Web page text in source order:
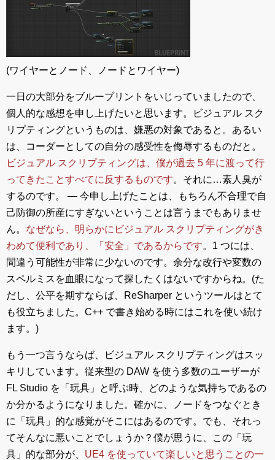
(ワイヤーとノード、ノードとワイヤー)
一日の大部分をブループリントをいじっていましたので、
個人的な感想を申し上げたいと思います。ビジュアル スク
リプティングというものは、嫌悪の対象であると。あるい
は、コーダーとしての自分の感受性を侮辱するものだと。
ビジュアル スクリプティングは、僕が過去 5 年に渡って行
ってきたことすべてに反するものです。それに…素人臭が
するのです。 ― 今申し上げたことは、もちろん不合理で自
己防御の所産にすぎないということは言うまでもありませ
ん。 なぜなら、明らかにビジュアル スクリプティングがき
わめて便利であり、「安全」であるからです。1 つには、
間違う可能性が非常に少ないのです。余分な改行や変数の
スペルミスを血眼になって探したくはないですからね。(た
だし、公平を期すならば、ReSharper というツールはとて
も役立ちました。C++ で書き始める時にはこれを使い続け
ます。)
もう一つ言うならば、ビジュアル スクリプティングはスッ
キリしています。従来型の DAW を使う多数のユーザーが
FL Studio を「玩具」と呼ぶ時、どのような気持ちであるの
か分かるようになりました。確かに、ノードをつなぐとき
に「玩具」的な感覚がそこにはあるのです。でも、それっ
てそんなに悪いことでしょうか？僕が思うに、この「玩
具」的な部分が、 UE4 を使っていて楽しいと思うことの一